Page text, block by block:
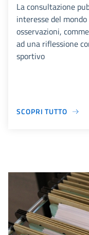
La consultazione
interesse del
osservazioni,
ad una riflessione
sportivo
SCOPRI TUTTO